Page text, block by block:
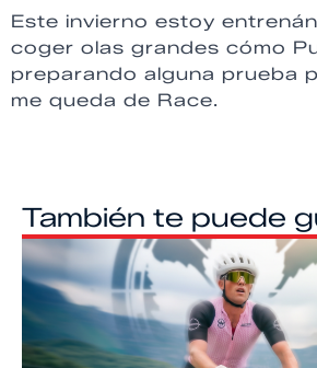
Este invierno estoy
coger olas grandes cómo
preparando alguna prueba
me queda de Race.
También te puede